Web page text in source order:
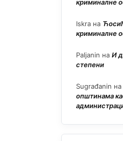
криминалне
Iskra на
криминалне
Paljanin на И
степени
Sugrađanin на
општинама